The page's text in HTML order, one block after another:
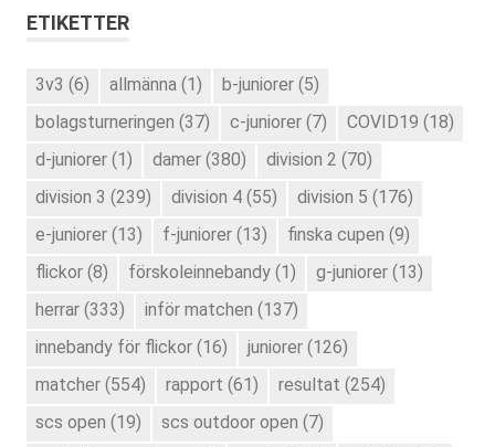
ETIKETTER
3v3 (6) allmänna (1) b-juniorer (5)
bolagsturneringen (37) c-juniorer (7) COVID19 (18)
d-juniorer (1) damer (380) division 2 (70)
division 3 (239) division 4 (55) division 5 (176)
e-juniorer (13) f-juniorer (13) finska cupen (9)
flickor (8) förskoleinnebandy (1) g-juniorer (13)
herrar (333) inför matchen (137)
innebandy för flickor (16) juniorer (126)
matcher (554) rapport (61) resultat (254)
scs open (19) scs outdoor open (7)